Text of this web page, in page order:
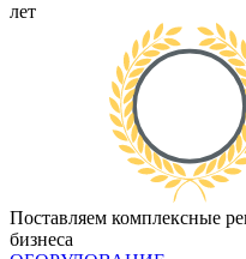
лет
Поставляем комплексные
бизнеса